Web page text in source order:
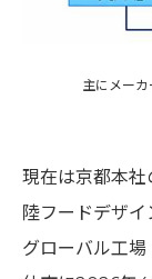
主にメーカ
現在は京都本
陸フードデザ
グローバル工